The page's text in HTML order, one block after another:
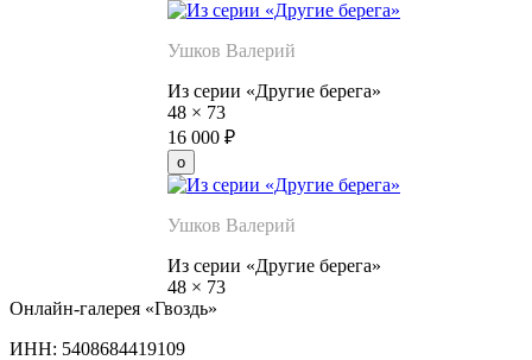
Ушков Валерий
Из серии «Другие берега»
48 × 73
16 000 ₽
Ушков Валерий
Из серии «Другие берега»
48 × 73
Онлайн-галерея «Гвоздь»
ИНН: 5408684419109